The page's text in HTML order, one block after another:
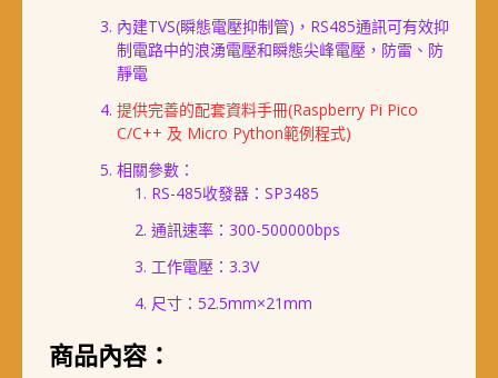
內建TVS(瞬態電壓抑制管)，RS485通訊可有效抑
制電路中的浪湧電壓和瞬態尖峰電壓，防雷、防
靜電
提供完善的配套資料手冊(Raspberry Pi Pico
C/C++ 及 Micro Python範例程式)
相關參數：
RS-485收發器：SP3485
通訊速率：300-500000bps
工作電壓：3.3V
尺寸：52.5mm×21mm
商品內容：